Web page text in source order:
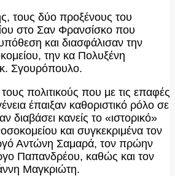
τους δύο προξένους του
στο Σαν Φρανσίσκο που
και διασφάλισαν την
την κα Πολυξένη
κ. Σγουρόπουλο.
πολιτικούς που με τις επαφές
έπαιξαν καθοριστικό ρόλο σε
διαβάσει κανείς το «ιστορικό»
και συγκεκριμένα τον
Αντώνη Σαμαρά, τον πρώην
Παπανδρέου, καθώς και τον
Μαγκριώτη.